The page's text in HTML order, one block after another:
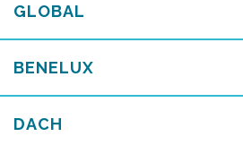
GLOBAL
BENELUX
DACH